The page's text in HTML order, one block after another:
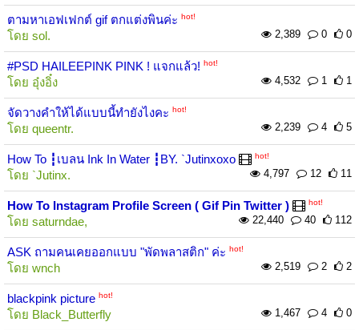
ตามหาเอฟเฟกต์ gif ตกแต่งพินค่ะ hot!
โดย sol. 2,389 0 0
#PSD HAILEEPINK PINK ! แจกแล้ว! hot!
โดย อุ๋งอิ๋ง 4,532 1 1
จัดวางคำให้ได้แบบนี้ทำยังไงคะ hot!
โดย queentr. 2,239 4 5
How To ┇เบลน Ink In Water ┇BY. `Jutinxoxo hot!
โดย `Jutinx. 4,797 12 11
How To Instagram Profile Screen ( Gif Pin Twitter ) hot!
โดย saturndae, 22,440 40 112
ASK ถามคนเคยออกแบบ "พัดพลาสติก" ค่ะ hot!
โดย wnch 2,519 2 2
blackpink picture hot!
โดย Black_Butterfly 1,467 4 0